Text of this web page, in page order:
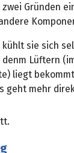
zwei Gründen
kühlt sie sich
Lüftern
liegt
geht mehr